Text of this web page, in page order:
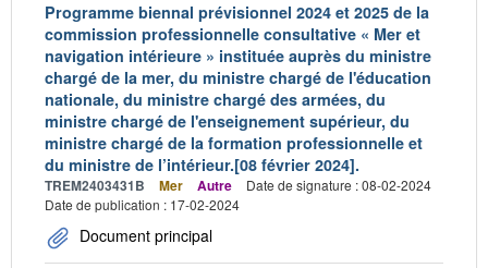
Programme biennal prévisionnel 2024 et 2025 de la
commission professionnelle consultative « Mer et
navigation intérieure » instituée auprès du ministre
chargé de la mer, du ministre chargé de l'éducation
nationale, du ministre chargé des armées, du
ministre chargé de l'enseignement supérieur, du
ministre chargé de la formation professionnelle et
du ministre de l’intérieur.[08 février 2024].
TREM2403431B Mer Autre
Date de signature : 08-02-2024
Date de publication : 17-02-2024
Document principal